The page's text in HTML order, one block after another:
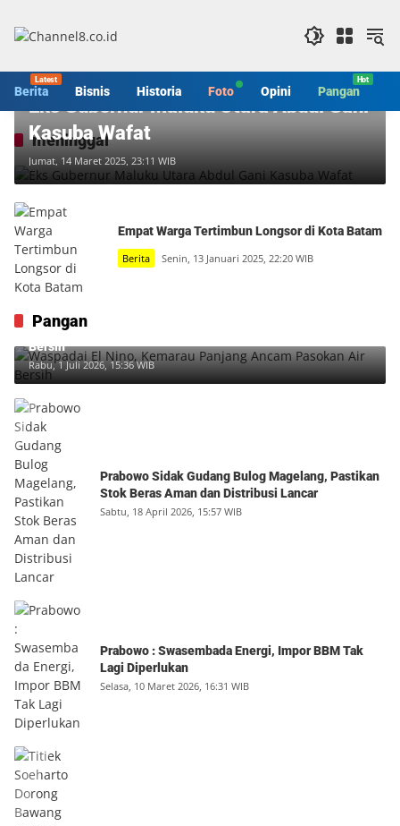
konten
Berita Bisnis Historia Foto Opini Pangan
meninggal
Berita
Eks Gubernur Maluku Utara Abdul Gani
Kasuba Wafat
Jumat, 14 Maret 2025, 23:11 WIB
Empat Warga Tertimbun Longsor di Kota Batam
Berita Senin, 13 Januari 2025, 22:20 WIB
Pangan
Waspadai El Nino, Kemarau Panjang Ancam Pasokan Air
Bersih
Rabu, 1 Juli 2026, 15:36 WIB
Prabowo Sidak Gudang Bulog Magelang, Pastikan
Stok Beras Aman dan Distribusi Lancar
Sabtu, 18 April 2026, 15:57 WIB
Prabowo : Swasembada Energi, Impor BBM Tak
Lagi Diperlukan
Selasa, 10 Maret 2026, 16:31 WIB